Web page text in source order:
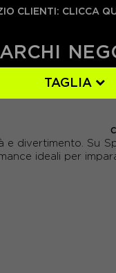
CLIENTI: CLICCA
TAGLIA
e divertimento. Su
ideali per